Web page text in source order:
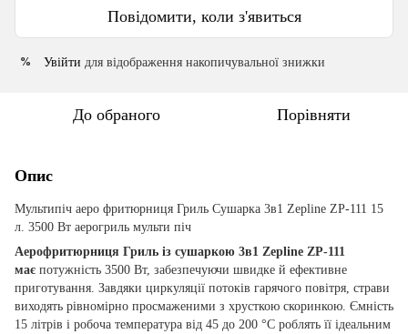
Повідомити, коли з'явиться
% Увійти для відображення накопичувальної знижки
До обраного Порівняти
Опис
Мультипіч аеро фритюрниця Гриль Сушарка 3в1 Zepline ZP-111 15
л. 3500 Вт аерогриль мульти піч
Аерофритюрниця Гриль із сушаркою 3в1 Zepline ZP-111
має потужність 3500 Вт, забезпечуючи швидке й ефективне
приготування. Завдяки циркуляції потоків гарячого повітря, страви
виходять рівномірно просмаженими з хрусткою скоринкою. Ємність
15 літрів і робоча температура від 45 до 200 °C роблять її ідеальним